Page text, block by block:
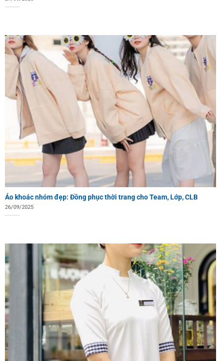
Áo khoác nhóm đẹp: Đồng phục thời trang cho Team, Lớp, CLB
26/09/2025